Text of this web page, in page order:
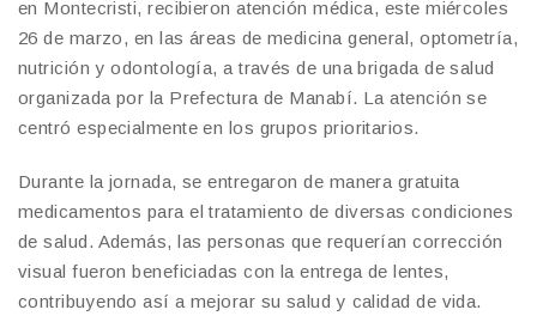
en Montecristi, recibieron atención médica, este miércoles
26 de marzo, en las áreas de medicina general, optometría,
nutrición y odontología, a través de una brigada de salud
organizada por la Prefectura de Manabí. La atención se
centró especialmente en los grupos prioritarios.
Durante la jornada, se entregaron de manera gratuita
medicamentos para el tratamiento de diversas condiciones
de salud. Además, las personas que requerían corrección
visual fueron beneficiadas con la entrega de lentes,
contribuyendo así a mejorar su salud y calidad de vida.